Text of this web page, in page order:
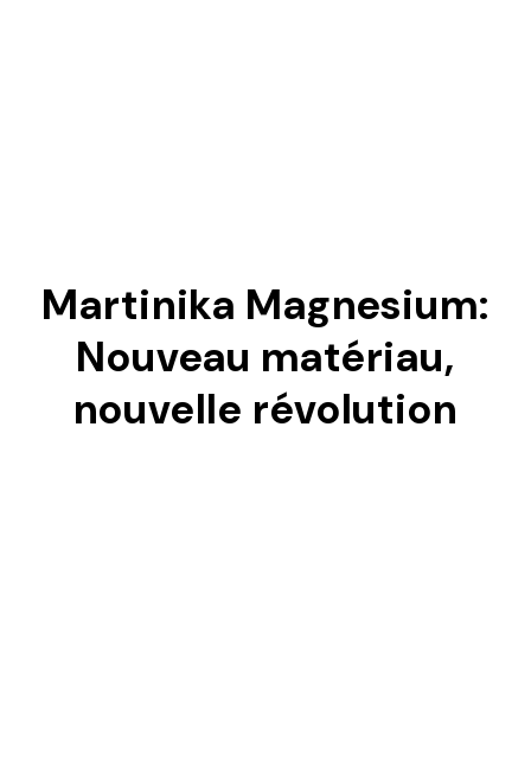
Martinika Magnesium:
Nouveau matériau,
nouvelle révolution